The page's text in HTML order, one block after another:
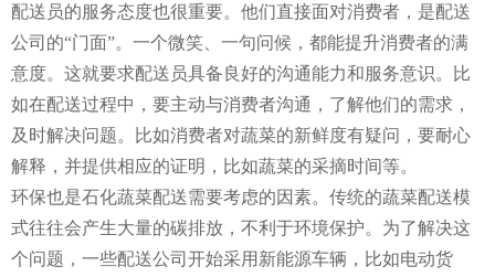
配送员的服务态度也很重要。他们直接面对消费者，是配送
公司的“门面”。一个微笑、一句问候，都能提升消费者的满
意度。这就要求配送员具备良好的沟通能力和服务意识。比
如在配送过程中，要主动与消费者沟通，了解他们的需求，
及时解决问题。比如消费者对蔬菜的新鲜度有疑问，要耐心
解释，并提供相应的证明，比如蔬菜的采摘时间等。
环保也是石化蔬菜配送需要考虑的因素。传统的蔬菜配送模
式往往会产生大量的碳排放，不利于环境保护。为了解决这
个问题，一些配送公司开始采用新能源车辆，比如电动货